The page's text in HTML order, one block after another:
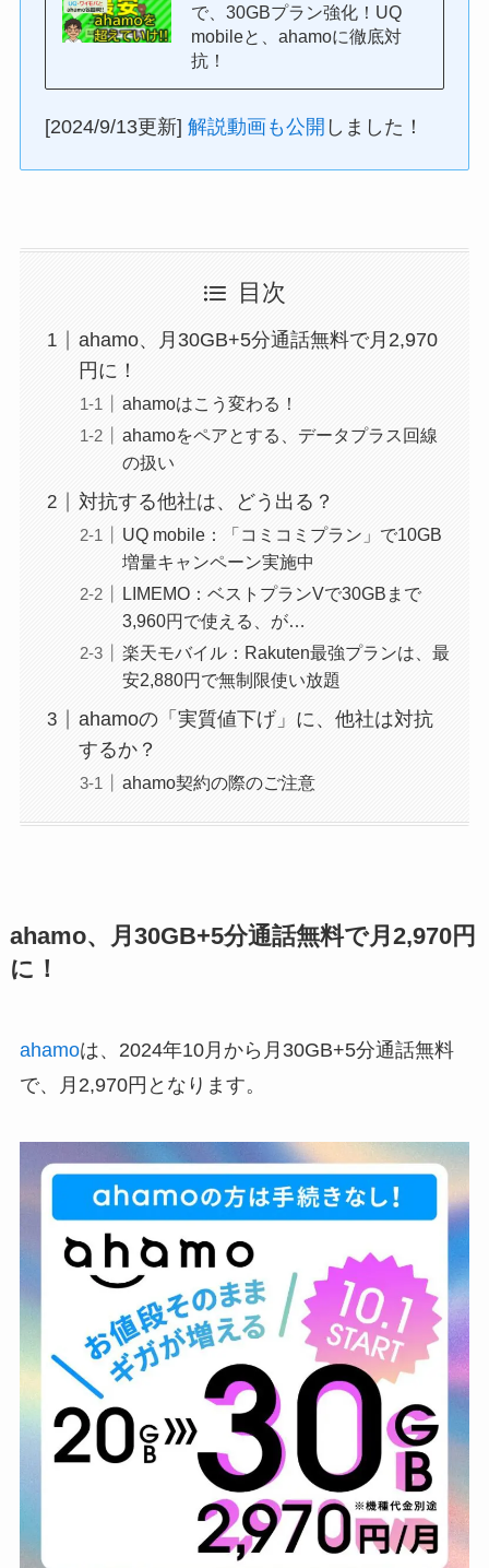
で、30GBプラン強化！UQ
mobileと、ahamoに徹底対
抗！
[2024/9/13更新]解説動画も公開 しました！
目次
ahamo、月30GB+5分通話無料で月2,970
円に！
ahamoはこう変わる！
ahamoをペアとする、データプラス回線
の扱い
対抗する他社は、どう出る？
UQ mobile：「コミコミプラン」で10GB
増量キャンペーン実施中
LIMEMO：ベストプランVで30GBまで
3,960円で使える、が…
楽天モバイル：Rakuten最強プランは、最
安2,880円で無制限使い放題
ahamoの「実質値下げ」に、他社は対抗
するか？
ahamo契約の際のご注意
ahamo、月30GB+5分通話無料で月2,970円
に！
ahamoは、2024年10月から月30GB+5分通話無料
で、月2,970円となります。